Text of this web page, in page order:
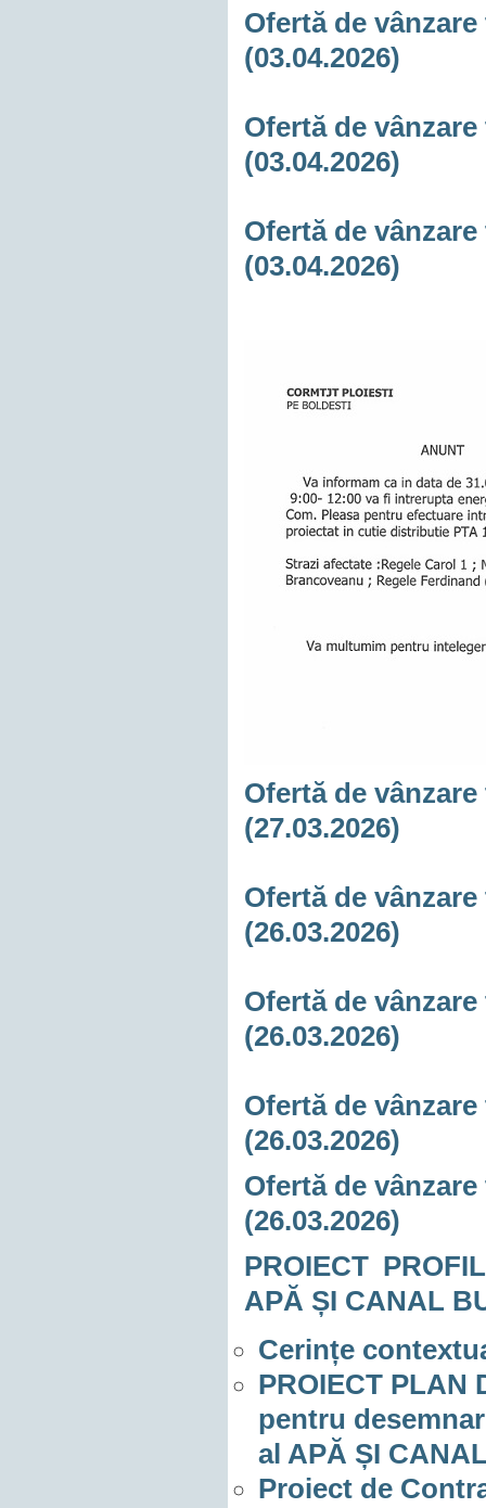
Ofertă de
(03.04.2026)
Ofertă de
(03.04.2026)
Ofertă de
(03.04.2026)
Ofertă de
(27.03.2026)
Ofertă de
(26.03.2026)
Ofertă de
(26.03.2026)
Ofertă de
(26.03.2026)
Ofertă de
(26.03.2026)
PROIECT
APĂ ȘI CANAL
Cerințe
PROIECT PLAN
pentru
al APĂ ȘI
Proiect de